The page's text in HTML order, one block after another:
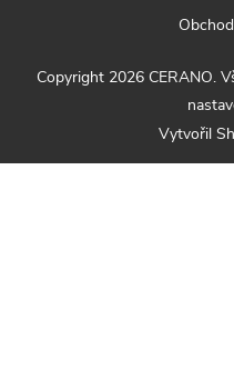
Vytvořil
Copyright 2026 CERANO.